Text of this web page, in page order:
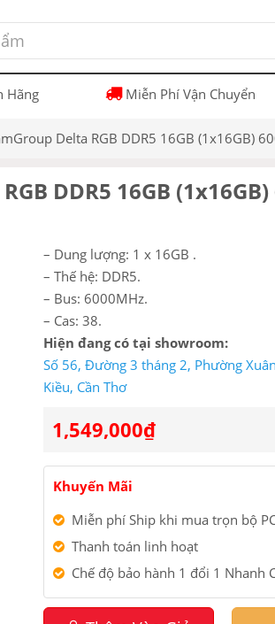
Hãng Miễn Phí Vận Chuyển
Delta RGB DDR5 16GB (1x16GB)
DDR5 16GB
– Dung lượng: 1 x 16GB .
– Thế hệ: DDR5.
– Bus: 6000MHz.
– Cas: 38.
Hiện đang có tại showroom:
Số 56, Đường 3 tháng 2, Phường
Kiều, Cần Thơ
1,549,000₫
Khuyến Mãi
Miễn phí Ship khi mua trọn bộ
Thanh toán linh hoạt
Chế độ bảo hành 1 đổi 1 Nhanh